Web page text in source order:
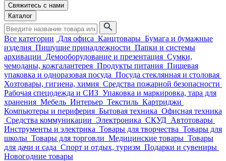
Свяжитесь с нами
Каталог
Все категории Для офиса Канцтовары Бумага и бумажные
изделия Пишущие принадлежности Папки и системы
архивации Демооборудование и презентация Сумки,
чемоданы, кожгалантерея Продукты питания Пищевая
упаковка и одноразовая посуда Посуда стеклянная и столовая
Хозтовары, гигиена, химия Средства пожарной безопасности
Рабочая спецодежда и СИЗ Упаковка и маркировка, тара для
хранения Мебель Интерьер Текстиль Картриджи
Компьютеры и периферия Бытовая техника Офисная техника
Средства коммуникации Электроника СКУД Автотовары
Инструменты и электрика Товары для творчества Товары для
школы Товары для торговли Медицинские товары Товары
для дачи и сада Спорт и отдых, туризм Подарки и сувениры
Новогодние товары